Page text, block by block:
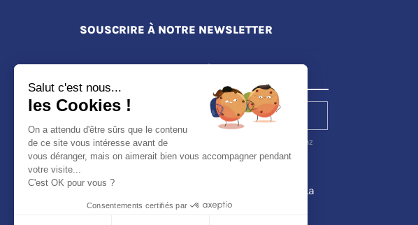
SOUSCRIRE À NOTRE NEWSLETTER
S'ABONNER
Vous pouvez vous désinscrire à tout moment. Vous trouverez
pour cela nos informations de contact dans les conditions
Je souhaite recevoir les newsletters de La
Gentle Factory et en savoir plus sur la
Salut c'est nous...
les Cookies !
On a attendu d'être sûrs que le contenu
de ce site vous intéresse avant de
vous déranger, mais on aimerait bien vous accompagner pendant
votre visite...
C'est OK pour vous ?
Consentements certifiés par